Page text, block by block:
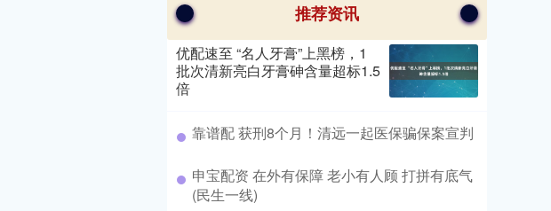
推荐资讯
优配速至 “名人牙膏”上黑榜，1
批次清新亮白牙膏砷含量超标1.5
倍
​靠谱配 获刑8个月！清远一起医保骗保案宣判
​申宝配资 在外有保障 老小有人顾 打拼有底气
(民生一线)